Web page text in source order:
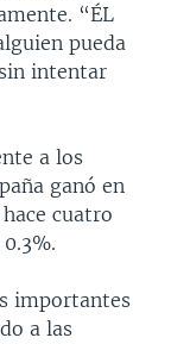
“ÉL
pueda
intentar
a los
ganó en
cuatro
importantes
a las